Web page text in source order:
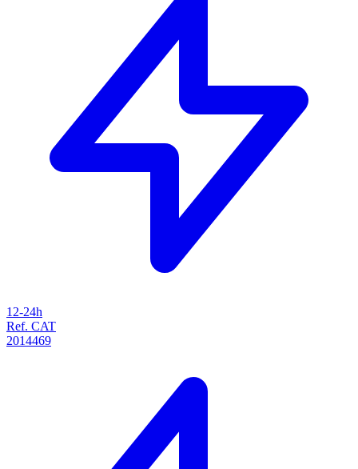
12-24h
Ref. CAT
2014469